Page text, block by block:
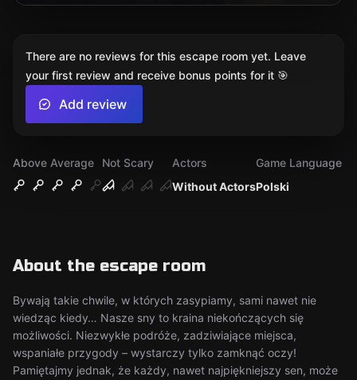
Above Average
Not Scary
Without Actors
Actors
Polski
Game Language
About the escape room
Bywają takie chwile, w których zasypiamy, sami nawet nie
wiedząc kiedy… Nasze sny to kraina niekończących się
możliwości. Niezwykłe podróże, zadziwiające miejsca,
wspaniałe przygody – wystarczy tylko zamknąć oczy!
Pamiętajmy jednak, że każdy, nawet najpiękniejszy sen, może
There are no reviews for this escape room yet. Leave
your first review and receive bonus points for it 🎯
Add review